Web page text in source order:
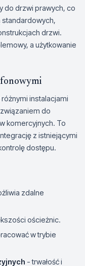
do drzwi prawych, co
standardowych,
drzwi.
a użytkowanie
instalacjami
do
komercyjnych. To
z istniejącymi
dostępu.
zdalne
ościeżnic.
w trybie
- trwałość i